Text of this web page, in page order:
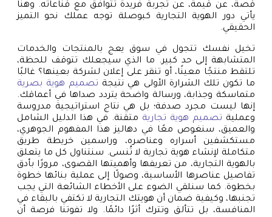
قصة، عن قيمة، عن تجربة فريدة تتوافق مع قناعاته. وهنا
يأتي دور الهوية التجارية كبوصلة توجه عملك نحو التميز
الحقيقي.
تخيل نفسك تتجول في سوق يعج بالمنتجات والخدمات
المتشابهة إلى حد كبير. ما الذي سيجعلك تتوقف للحظة،
تلتقط منتجًا معينًا، أو تنقر على إعلان لشركة بعينها؟ غالبًا
ما تكون تلك الشرارة الأولى هي نتيجة تصميم هوية بصرية
متماسكة وجذابة، ورسالة واضحة يتردد صداها في أعماقك.
إنها ليست مجرد صدفة؛ بل هي نتاج استراتيجية مدروسة
وعملية تصميم هوية تجارية متقنة. في هذا الدليل الشامل
والعميق، سنغوص معًا في دهاليز هذا المفهوم الجوهري،
مستكشفين أسراره وعناصره، وراسمين خريطة طريق
متكاملة لإنشاء هوية تجارية لا تُنسى. سنتناول كل ما يتعلق
بالهوية التجارية، من تعريفها وأهميتها القصوى، مرورًا بأدق
تفاصيل عناصرها الأساسية، وصولًا إلى عملية بنائها خطوة
بخطوة. كما سنلقي الضوء على الأخطاء الشائعة التي يجب
تجنبها، وكيفية ضمان أن هويتك التجارية لا تكتفي بالبقاء في
المنافسة، بل تتألق وتترك أثرًا دائمًا. ولا تفوتنا فرصة أن